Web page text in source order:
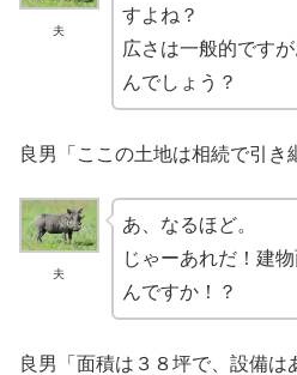
夫
すよね？
広さは一般的です
んでしょう？
良男「ここの土地は相続で引き
夫
あ、なるほど。
じゃーあれだ！建
んですか！？
良男「面積は３８坪で、設備は